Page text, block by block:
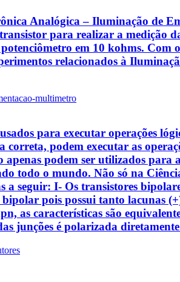
Analógica – Iluminação de
para realizar a medição
em 10 kohms. Com
relacionados à
multimetro
para executar operações
correta, podem executar as
apenas podem ser utilizados para
todo o mundo. Não só na
a seguir: I- Os transistores
pois possui tanto lacunas
as características são
junções é polarizada